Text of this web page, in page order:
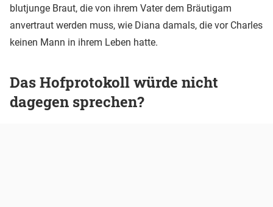
blutjunge Braut, die von ihrem Vater dem Bräutigam
anvertraut werden muss, wie Diana damals, die vor Charles
keinen Mann in ihrem Leben hatte.
Das Hofprotokoll würde nicht
dagegen sprechen?